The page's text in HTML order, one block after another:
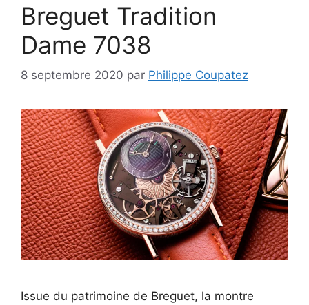
Breguet Tradition
Dame 7038
8 septembre 2020 par Philippe Coupatez
Issue du patrimoine de Breguet, la montre